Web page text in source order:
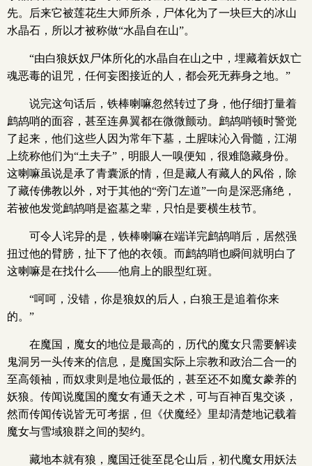
先。后来它被莲花生大师所杀，尸体化为了一块巨大的冰山
水晶石，所以才被称做“水晶自在山”。
“由白狼妖奴尸体所化的水晶自在山之中，埋藏着妖奴亡
魂恶毒的诅咒，任何妄图接近的人，都会死无葬身之地。”
说完这句话后，铁棒喇嘛忽然转过了身，他仔细打量着
鹧鸪哨的面容，甚至连鼻翼都在微微颤动。鹧鸪哨顿时警觉
了起来，他们这些人因为常年下墓，土腥味沁入骨髓，江湖
上统称他们为“土夫子”，明眼人一嗅便知，很难隐藏身份。
这喇嘛虽说是承了青囊派的情，但是藏人有藏人的风俗，除
了藏传佛教以外，对于其他的“旁门左道”一向是深恶痛绝，
若被他发觉鹧鸪哨是盗墓之辈，只怕是要横生枝节。
可令人诧异的是，铁棒喇嘛在端详完鹧鸪哨后，居然强
扭过他的臂膀，扯下了他的衣领。而鹧鸪哨也瞬间就明白了
这喇嘛是在找什么——他肩上的眼型红斑。
“呵呵，没错，你是狼奴的后人，白狼王是追着你来
的。”
在魔国，魔女的地位是最高的，历代的魔女只需要解读
鬼洞另一头传来的信息，是魔国实际上宗教和政治二合一的
至高领袖，而奴隶则是地位最低的，甚至还不如魔女豢养的
妖狼。传闻说魔国的魔女有通天之术，可与百神百鬼交谈，
然而传闻传说皆无可考据，但《伏魔经》里却清楚地记载着
魔女与雪域狼群之间的契约。
藏地本就有狼，魔国迁徙至昆仑山后，初代魔女用妖法